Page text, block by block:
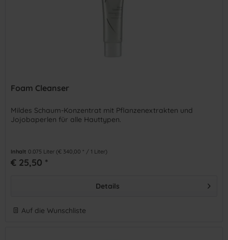
Foam Cleanser
Mildes Schaum-Konzentrat mit Pflanzenextrakten und
Jojobaperlen für alle Hauttypen.
Inhalt 0.075 Liter (€ 340,00 * / 1 Liter)
€ 25,50 *
Details
Auf die Wunschliste